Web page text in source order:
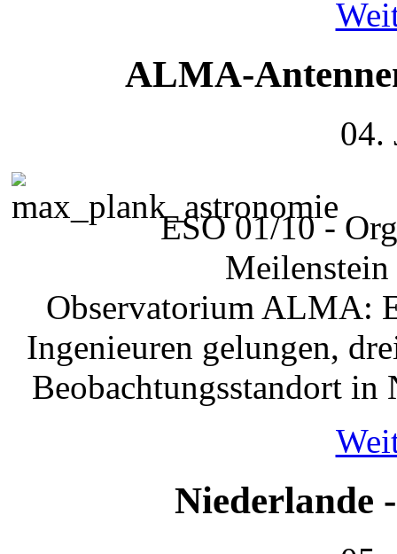
ALMA-
04.
ESO 01/10 -
Meilenstein
Observatorium ALMA:
Ingenieuren gelungen,
Beobachtungsstandort in
Niederlande